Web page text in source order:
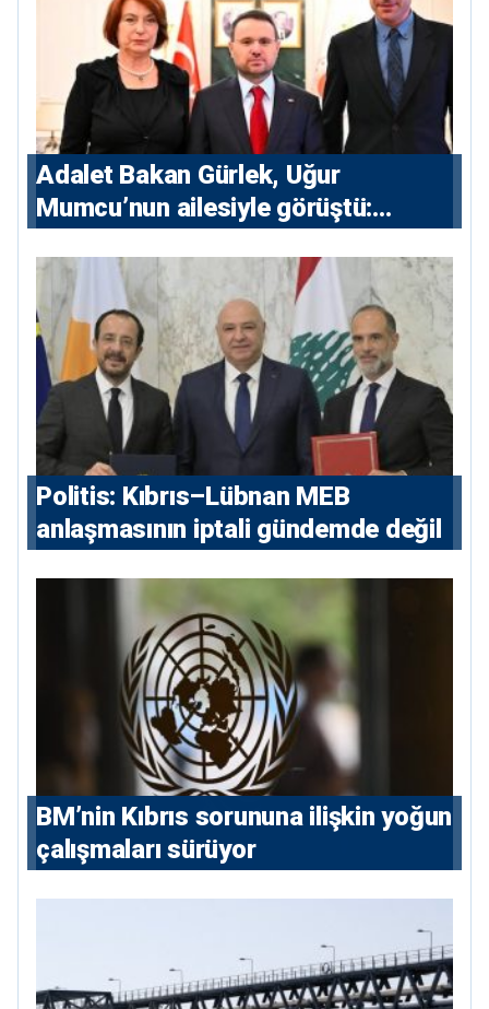
Adalet Bakan Gürlek, Uğur
Mumcu’nun ailesiyle görüştü:
devlet isterse her olayı ortaya
çıkarır”
Politis: Kıbrıs–Lübnan MEB
anlaşmasının iptali gündemde değil
BM’nin Kıbrıs sorununa ilişkin yoğun
çalışmaları sürüyor